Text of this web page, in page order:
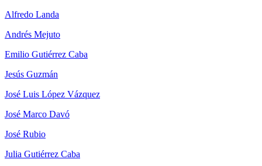
Alfredo Landa
Andrés Mejuto
Emilio Gutiérrez Caba
Jesús Guzmán
José Luis López Vázquez
José Marco Davó
José Rubio
Julia Gutiérrez Caba